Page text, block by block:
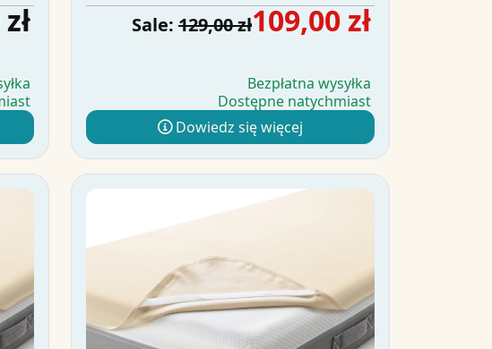
Sale: 129,00 zł109,00 zł
Bezpłatna wysyłka
Dostępne natychmiast
Dowiedz się więcej